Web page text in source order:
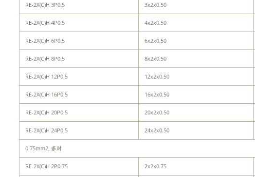
RE-2X(C)H 3P0.5 3x2x0.50
RE-2X(C)H 4P0.5 4x2x0.50
RE-2X(C)H 6P0.5 6x2x0.50
RE-2X(C)H 8P0.5 8x2x0.50
RE-2X(C)H 12P0.5 12x2x0.50
RE-2X(C)H 16P0.5 16x2x0.50
RE-2X(C)H 20P0.5 20x2x0.50
RE-2X(C)H 24P0.5 24x2x0.50
0.75mm2, 多对
RE-2X(C)H 2P0.75 2x2x0.75